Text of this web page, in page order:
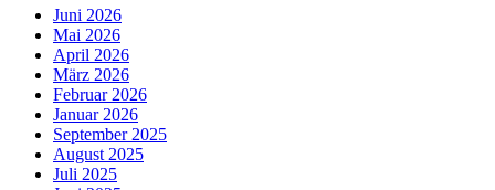
Juni 2026
Mai 2026
April 2026
März 2026
Februar 2026
Januar 2026
September 2025
August 2025
Juli 2025